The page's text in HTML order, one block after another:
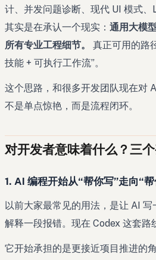
计、并发问题诊断、现代 UI 模式
其实是在承认一个现实： 通用大模
所有专业工程细节。
真正可用的路
技能 + 可执行工作流”。
这个思路，和很多开发团队现在对
不是单点惊艳，而是流程闭环。
对开发者意味着什么？三
1. AI 编程开始从“帮你写”走向“
以前大家最常见的用法，是让 AI 写
解释一段报错。现在 Codex 这套路
它开始承担的是更接近项目推进的